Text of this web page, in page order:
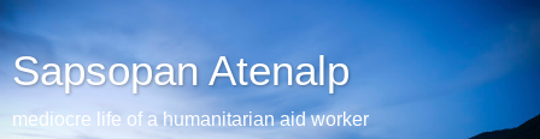
Sapsopan Atenalp
mediocre life of a humanitarian aid worker